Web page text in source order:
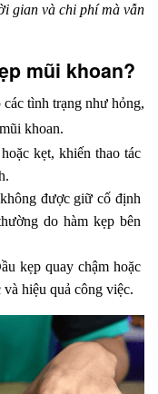
gian và chi phí mà vẫn
mũi khoan?
tình trạng như hỏng,
khoan.
kẹt, khiến thao tác
được giữ cố định
do hàm kẹp bên
kẹp quay chậm hoặc
hiệu quả công việc.